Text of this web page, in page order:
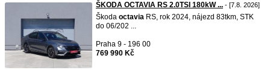
ŠKODA OCTAVIA RS 2.0TSI 180kW ... - [7.8. 2026]
Škoda octavia RS, rok 2024, nájezd 83tkm, STK
do 06/202 ...
Praha 9 - 196 00
769 990 Kč